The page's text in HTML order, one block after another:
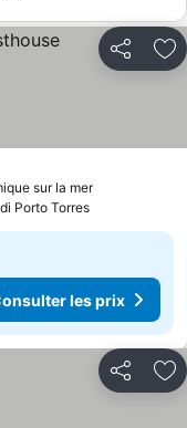
Partager
sur la mer
Porto Torres
les prix
Partager